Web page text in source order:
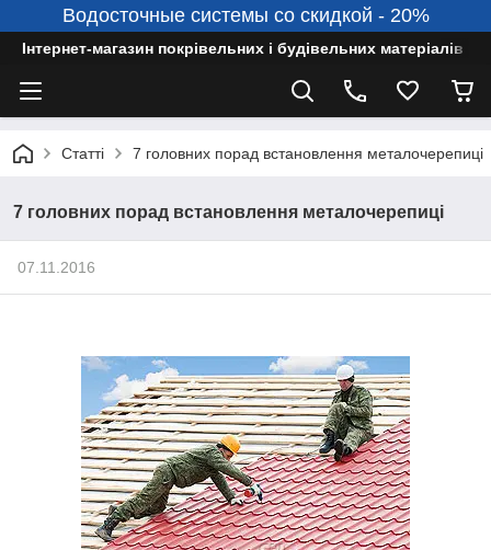
Водосточные системы со скидкой - 20%
Інтернет-магазин покрівельних і будівельних матеріалів
Статті 7 головних порад встановлення металочерепиці
7 головних порад встановлення металочерепиці
07.11.2016